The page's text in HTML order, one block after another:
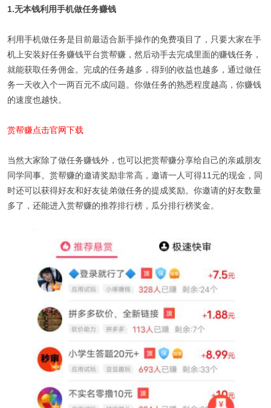
1.无本钱利用手机做任务赚钱
利用手机做任务是目前最适合新手操作的免费项目了，只要大家在手
机上安装好任务赚钱平台赏帮赚，然后动手去完成里面的赚钱任务，
就能获取任务佣金。完成的任务越多，得到的收益也越多，通过做任
务一天收入个一两百元不成问题。你做任务的熟悉程度越高，你赚钱
的速度也越快。
赏帮赚点击官网下载
当然大家除了做任务赚钱外，也可以把赏帮赚分享给自己的亲戚朋友
同学同事。赏帮赚的邀请奖励非常高，邀请一人可得11元的现金，同
时还可以获得好友和好友徒弟做任务的提成奖励。你邀请的好友数量
多了，还能进入赏帮赚的推荐排行榜，瓜分排行榜奖金。